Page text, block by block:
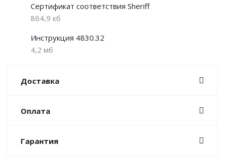
Сертификат соответствия Sheriff
864,9 кб
Инструкция 4830.32
4,2 мб
Доставка
Оплата
Гарантия